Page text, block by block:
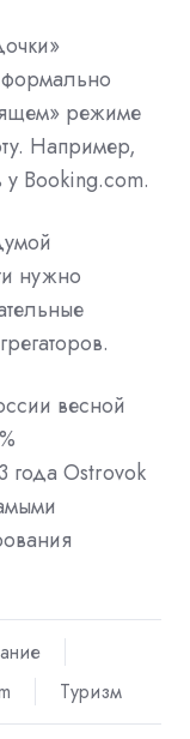
режиме
Например,
Booking.com.
нужно
весной
года Ostrovok
Туризм